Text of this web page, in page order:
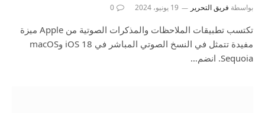
بواسطة فريق التحرير 19 يونيو، 2024 0
تكتسب تطبيقات الملاحظات والمذكرات الصوتية من Apple ميزة
مفيدة تتمثل في النسخ الصوتي المباشر في iOS 18 وmacOS
Sequoia. انضم…